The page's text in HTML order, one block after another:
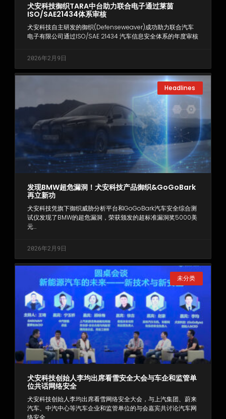
犬安科技御织TARA中台助力联合电子通过莱茵
ISO/SAE21434体系审核
犬安科技自主研发的御织(Defenseweaver)成功助力联合汽车
电子有限公司通过ISO/SAE 21434 汽车信息安全体系的年度审核
2026年2月9日
Headlines
发现BMW超危漏洞！犬安科技产品御织&GoGoBark
再立新功
犬安科技凭旗下御织威胁分析平台和GoGoBark汽车安全综合测
试仪发现了BMW的超危漏洞，荣获颁发的超标准漏洞奖5000美
元…
2026年2月9日
未分类
犬安科技创始人李均出席看雪安全大会与车企和监管单
位共话网络安全
犬安科技创始人李均出席看雪网络安全大会，与上汽集团、蔚来
汽车、中汽中心等汽车企业和监管单位的与会嘉宾共讨论汽车网
络安全